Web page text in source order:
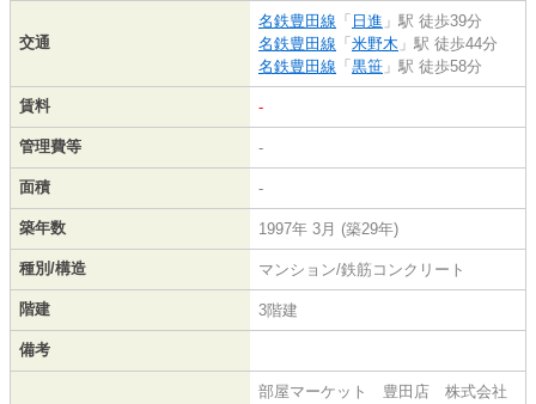
交通
名鉄豊田線 「 日進 」駅 徒歩39分
名鉄豊田線 「 米野木 」駅 徒歩44分
名鉄豊田線 「 黒笹 」駅 徒歩58分
賃料 -
管理費等 -
面積 -
築年数 1997年 3月 (築29年)
種別/構造 マンション/鉄筋コンクリート
階建 3階建
備考
部屋マーケット 豊田店 株式会社